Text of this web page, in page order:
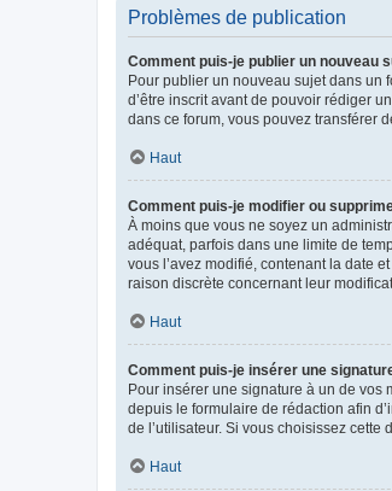
Problèmes de publication
Comment puis-je publier un nouveau
Pour publier un nouveau sujet dans un
d’être inscrit avant de pouvoir rédiger
dans ce forum, vous pouvez transférer
Haut
Comment puis-je modifier ou
À moins que vous ne soyez un
adéquat, parfois dans une limite de
vous l’avez modifié, contenant la date
raison discrète concernant leur
Haut
Comment puis-je insérer une
Pour insérer une signature à un de vos
depuis le formulaire de rédaction afin
de l’utilisateur. Si vous choisissez
Haut